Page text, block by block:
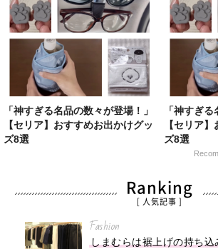
「神すぎる名品の数々が登場！」
【セリア】おすすめお出かけグッ
ズ8選
「神すぎ
【セリア
ズ8選
Ranking
[ 人気記事 ]
Fashion
しまむらは裾上げの持ち